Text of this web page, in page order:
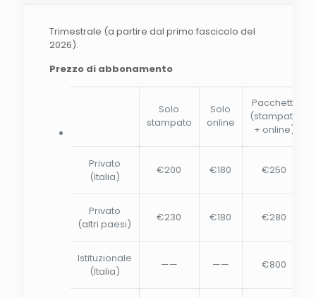
Trimestrale (a partire dal primo fascicolo del
2026).
Prezzo di abbonamento
Solo
stampato
Solo
online
Pacchetto
(stampato
+ online)
Privato
(Italia)
€200 €180 €250
Privato
(altri paesi)
€230 €180 €280
Istituzionale
(Italia)
—— —— €800